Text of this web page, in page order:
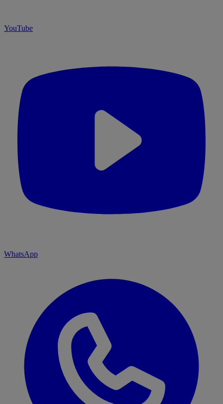
YouTube
WhatsApp